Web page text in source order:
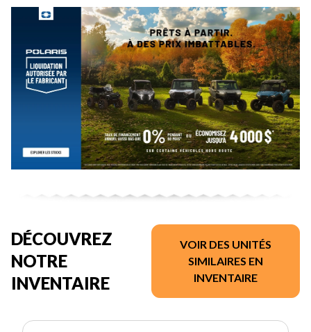
DÉCOUVREZ
NOTRE
INVENTAIRE
VOIR DES UNITÉS
SIMILAIRES EN
INVENTAIRE